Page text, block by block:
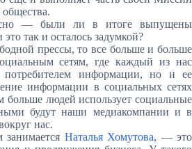
— были ли в итоге выпущены
так и осталось задумкой?
прессы, то все больше и больше
сетям, где каждый из нас
информации, но и ее
информации в социальных сетях
больше людей использует социальные
будут наши медиакомпании и в
нас.
Наталья Хомутова, — это